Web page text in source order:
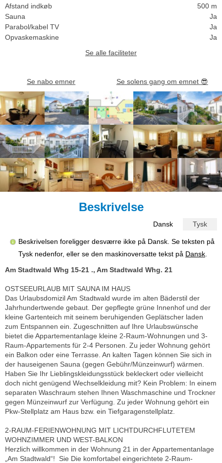
Afstand indkøb
500 m
Sauna
Ja
Parabol/kabel TV
Ja
Opvaskemaskine
Ja
Se alle faciliteter
Se nabo emner Se solens gang om emnet 😎
Beskrivelse
Dansk Tysk
Beskrivelsen foreligger desværre ikke på Dansk. Se teksten på
Tysk nedenfor, eller se den maskinoversatte tekst på Dansk
Am Stadtwald Whg 15-21 ., Am Stadtwald Whg. 21
OSTSEEURLAUB MIT SAUNA IM HAUS
Das Urlaubsdomizil Am Stadtwald wurde im alten Bäderstil der
Jahrhundertwende gebaut. Der gepflegte grüne Innenhof und der
kleine Gartenteich mit seinem beruhigenden Geplätscher laden
zum Entspannen ein. Zugeschnitten auf Ihre Urlaubswünsche
bietet die Appartementanlage kleine 2-Raum-Wohnungen und 3-
Raum-Appartements für 2-4 Personen. Zu jeder Wohnung gehört
ein Balkon oder eine Terrasse. An kalten Tagen können Sie sich in
der hauseigenen Sauna (gegen Gebühr/Münzeinwurf) wärmen.
Haben Sie Ihr Lieblingskleidungsstück bekleckert oder vielleicht
doch nicht genügend Wechselkleidung mit? Kein Problem: In einem
separaten Waschraum stehen Ihnen Waschmaschine und Trockner
gegen Münzeinwurf zur Verfügung. Zu jeder Wohnung gehört ein
Pkw-Stellplatz am Haus bzw. ein Tiefgaragenstellplatz.
2-RAUM-FERIENWOHNUNG MIT LICHTDURCHFLUTETEM
WOHNZIMMER UND WEST-BALKON
Herzlich willkommen in der Wohnung 21 in der Appartementanlage
„Am Stadtwald“! Sie Die komfortabel eingerichtete 2-Raum-